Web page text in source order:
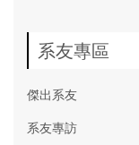
系友專區
傑出系友
系友專訪